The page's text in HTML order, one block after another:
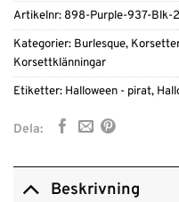
Artikelnr: 898-Purple-937-Blk-
Kategorier: Burlesque,
Korsettklänningar
Etiketter: Halloween - pirat,
Dela:
Beskrivning